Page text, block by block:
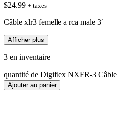
$24.99 + taxes
Câble xlr3 femelle a rca male 3′
Afficher plus
3 en inventaire
quantité de Digiflex NXFR-3 Câble
Ajouter au panier